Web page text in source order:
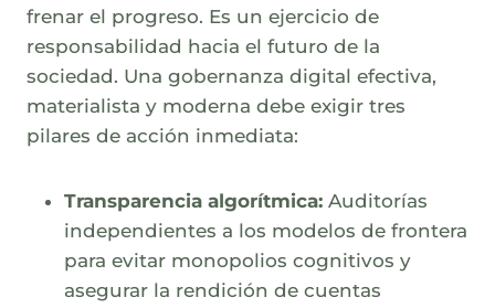
frenar el progreso. Es un ejercicio de
responsabilidad hacia el futuro de la
sociedad. Una gobernanza digital efectiva,
materialista y moderna debe exigir tres
pilares de acción inmediata:
Transparencia algorítmica: Auditorías
independientes a los modelos de frontera
para evitar monopolios cognitivos y
asegurar la rendición de cuentas